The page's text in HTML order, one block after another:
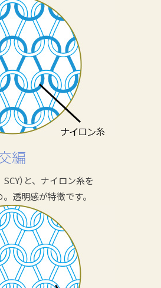
編
）と、ナイロン糸を
透明感が特徴です。